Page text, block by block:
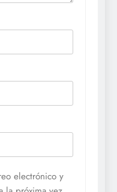
electrónico y